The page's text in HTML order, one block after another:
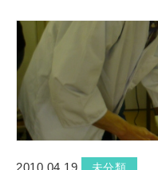
2010.04.19